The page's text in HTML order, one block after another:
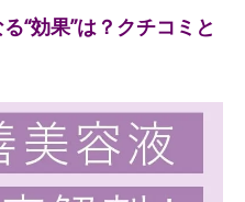
“効果”は？クチコミと